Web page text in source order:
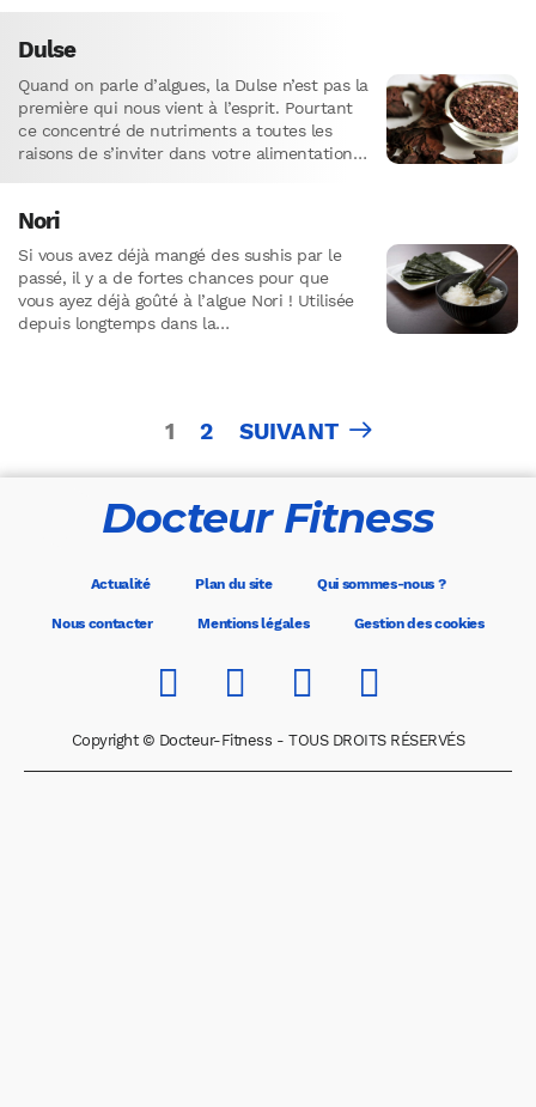
Dulse
Quand on parle d’algues, la Dulse n’est pas la
première qui nous vient à l’esprit. Pourtant
ce concentré de nutriments a toutes les
raisons de s’inviter dans votre alimentation.
Nori
Si vous avez déjà mangé des sushis par le
passé, il y a de fortes chances pour que
vous ayez déjà goûté à l’algue Nori ! Utilisée
depuis longtemps dans la…
des
publications
1 2 SUIVANT
Docteur Fitness
Actualité Plan du site Qui sommes-nous ?
Nous contacter Mentions légales Gestion des cookies
Copyright © Docteur-Fitness - TOUS DROITS RÉSERVÉS